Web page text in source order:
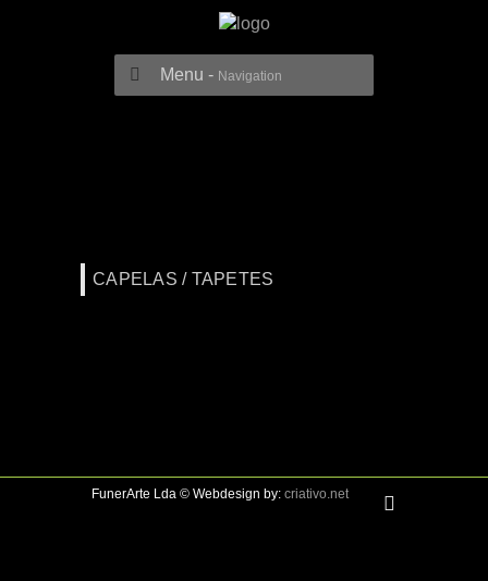
Menu - Navigation
CAPELAS / TAPETES
FunerArte Lda © Webdesign by: criativo.net